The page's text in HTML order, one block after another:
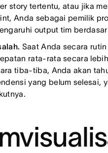
story tertentu, atau jika
Anda sebagai pemilik
output tim
Saat Anda secara
rata-rata secara
tiba-tiba, Anda akan
yang belum selesai,